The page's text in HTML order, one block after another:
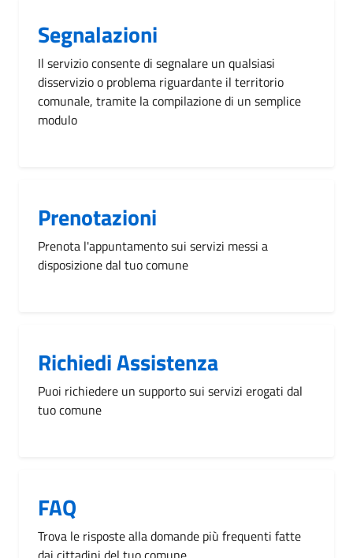
Segnalazioni
Il servizio consente di segnalare un qualsiasi
disservizio o problema riguardante il territorio
comunale, tramite la compilazione di un semplice
modulo
Prenotazioni
Prenota l'appuntamento sui servizi messi a
disposizione dal tuo comune
Richiedi Assistenza
Puoi richiedere un supporto sui servizi erogati dal
tuo comune
FAQ
Trova le risposte alla domande più frequenti fatte